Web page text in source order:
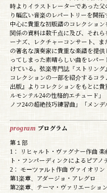
時よりイラストレーターであった
り幅広い音楽のレパートリーを開
中心に貴重な初版譜のコレクショ
関係の資料は数千点に及び、それ
ーナズ、レクチャーコンサート、
の著名な演奏家に貴重な楽譜を提
ってしまった素晴らしい曲をレパ
けている。弦楽専門誌『ストリン
コレクションの一部を紹介するコ
出版』よりコレクションをもとに
ルモンテル24の性格的エチュード
ノフ24の超絶技巧練習曲」「メン
program プログラム
第１部
1： リヒャルト・ヴァグナー作曲
ト・フンパーディンクによるピアノ
2： モーツァルト作曲 ヴァイオリン
第1楽章、アダージョ・アレグロ
第2楽章、テーマ・ヴァリエーショ